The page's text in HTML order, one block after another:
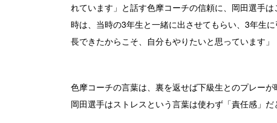
れています」と話す色摩コーチの信頼に、岡田選手
時は、当時の3年生と一緒に出させてもらい、3年生
長できたからこそ、自分もやりたいと思っています」
色摩コーチの言葉は、裏を返せば下級生とのプレー
岡田選手はストレスという言葉は使わず「責任感」だ